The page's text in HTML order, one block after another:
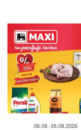
06.08.-26.08.2026